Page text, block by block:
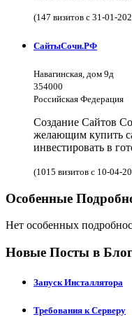
(147 визитов с 31-01-
СайтыСочи.РФ
Навагинская, дом 9д
354000
Российская Федерация
Создание Сайтов
желающим купить
инвестировать в
(1015 визитов с 10-04-
Особенные
Нет особенных
Новые Посты в
Запуск Инсталлятора
Требования к Серверу